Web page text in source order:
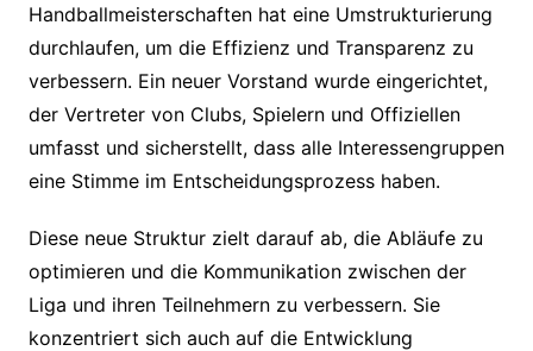
Handballmeisterschaften hat eine Umstrukturierung
durchlaufen, um die Effizienz und Transparenz zu
verbessern. Ein neuer Vorstand wurde eingerichtet,
der Vertreter von Clubs, Spielern und Offiziellen
umfasst und sicherstellt, dass alle Interessengruppen
eine Stimme im Entscheidungsprozess haben.
Diese neue Struktur zielt darauf ab, die Abläufe zu
optimieren und die Kommunikation zwischen der
Liga und ihren Teilnehmern zu verbessern. Sie
konzentriert sich auch auf die Entwicklung